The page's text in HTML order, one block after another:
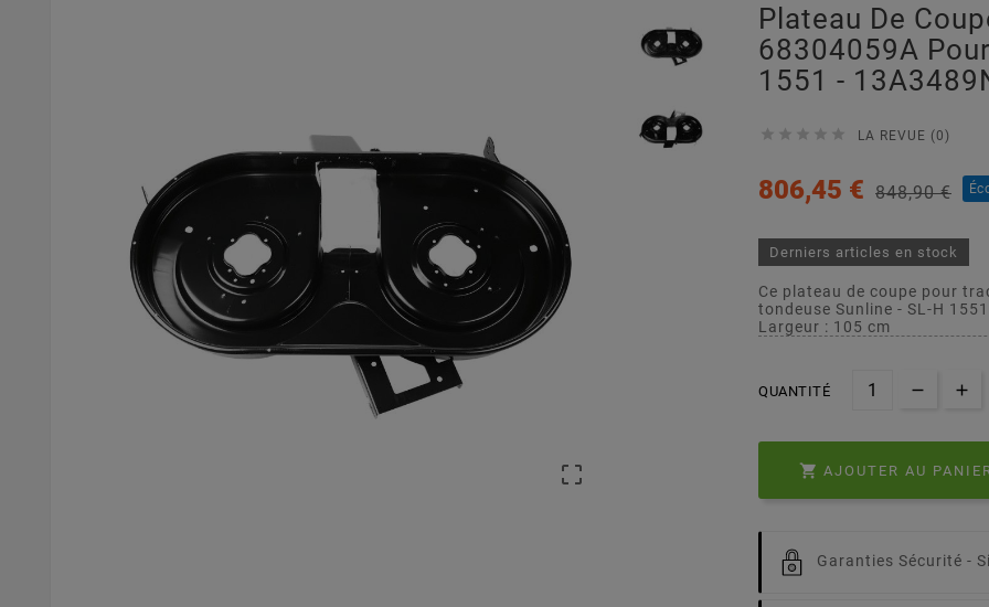

Plateau De
68304059A
1551 -
     LA REVUE (0)
806,45 € 848,90 €
Derniers articles en stock
Ce plateau de coupe pour
tondeuse Sunline - SL-H
Largeur : 105 cm
QUANTITÉ
 AJOUTER AU
Garanties Sécurité -